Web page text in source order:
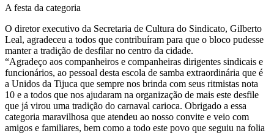
A festa da categoria
O diretor executivo da Secretaria de Cultura do Sindicato, Gilberto
Leal, agradeceu a todos que contribuíram para que o bloco pudesse
manter a tradição de desfilar no centro da cidade.
“Agradeço aos companheiros e companheiras dirigentes sindicais e
funcionários, ao pessoal desta escola de samba extraordinária que é
a Unidos da Tijuca que sempre nos brinda com seus ritmistas nota
10 e a todos que nos ajudaram na organização de mais este desfile
que já virou uma tradição do carnaval carioca. Obrigado a essa
categoria maravilhosa que atendeu ao nosso convite e veio com
amigos e familiares, bem como a todo este povo que seguiu na folia